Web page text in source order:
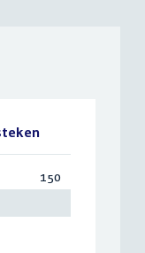
150